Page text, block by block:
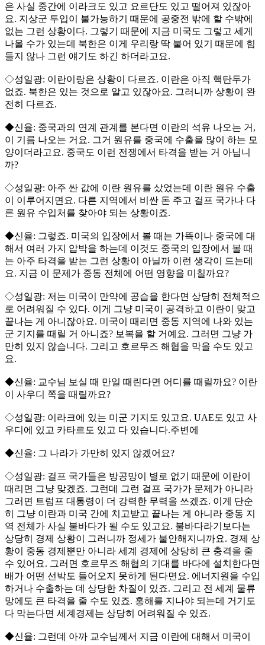
은 사실 중간에 이라크도 있고 요르단도 있고 떨어져 있잖아
요. 지상군 투입이 불가능하기 때문에 공중전 밖에 할 수밖에
없는 그런 상황이다. 그렇기 때문에 지금 미국도 그렇고 세게
나올 수가 있는데 북한은 이게 우리랑 딱 붙어 있기 때문에 힘
들지 않나 그런 얘기도 하긴 하더라고요.
◇성일광: 이란이랑은 상황이 다르죠. 이란은 아직 핵탄두가
없죠. 북한은 있는 것으로 알고 있잖아요. 그러니까 상황이 완
전히 다르죠.
◆신율: 중국과의 연계 관계를 본다면 이란의 석유 나오는 거,
이 기름 나오는 거요. 그거 원유를 중국에 수출을 많이 하는 모
양이더라고요. 중국도 이런 전쟁에서 타격을 받는 거 아닙니
까?
◇성일광: 아주 싼 값에 이란 원유를 샀었는데 이란 원유 수출
이 이루어지면요. 다른 지역에서 비싼 돈 주고 걸프 국가나 다
른 원유 수입처를 찾아야 되는 상황이죠.
◆신율: 그렇죠. 미국의 입장에서 볼 때는 가뜩이나 중국에 대
해서 여러 가지 압박을 하는데 이것도 중국의 입장에서 볼 때
는 아주 타격을 받는 그런 상황이 아닐까 이런 생각이 드는데
요. 지금 이 문제가 중동 전체에 어떤 영향을 미칠까요?
◇성일광: 저는 미국이 만약에 공습을 한다면 상당히 전체적으
로 어려워질 수 있다. 이게 그냥 미국이 공격하고 이란이 맞고
끝나는 게 아니잖아요. 미국이 때리면 중동 지역에 나와 있는
군 기지를 때릴 거 아니죠? 보복을 할 거예요. 그러면 그냥 가
만히 있지 않습니다. 그리고 호르무즈 해협을 막을 수도 있고
요.
◆신율: 교수님 보실 때 만일 때린다면 어디를 때릴까요? 이란
이 사우디 쪽을 때릴까요?
◇성일광: 이라크에 있는 미군 기지도 있고요. UAE도 있고 사
우디에 있고 카타르도 있고 다 있습니다.주변에
◆신율: 그 나라가 가만히 있지 않겠어요?
◇성일광: 걸프 국가들은 방공망이 별로 없기 때문에 이란이
때리면 그냥 맞겠죠. 그런데 그런 걸프 국가가 문제가 아니라
그러면 트럼프 대통령이 더 강력한 무력을 쓰겠죠. 이게 단순
히 그냥 이란과 미국 간에 치고받고 끝나는 게 아니라 중동 지
역 전체가 사실 불바다가 될 수도 있고요. 불바다라기보다는
상당히 경제 상황이 그러니까 정세가 불안해지니까요. 경제 상
황이 중동 경제뿐만 아니라 세계 경제에 상당히 큰 충격을 줄
수 있어요. 그러면 호르무즈 해협의 기대를 바다에 설치한다면
배가 어떤 선박도 들어오지 못하게 된다면요. 에너지원을 수입
하거나 수출하는 데 상당한 차질이 있죠. 그리고 전 세계 물류
망에도 큰 타격을 줄 수도 있죠. 홍해를 지나야 되는데 거기도
다 막는다면 세계경제는 상당히 어려워질 수 있죠.
◆신율: 그런데 아까 교수님께서 지금 이란에 대해서 미국이